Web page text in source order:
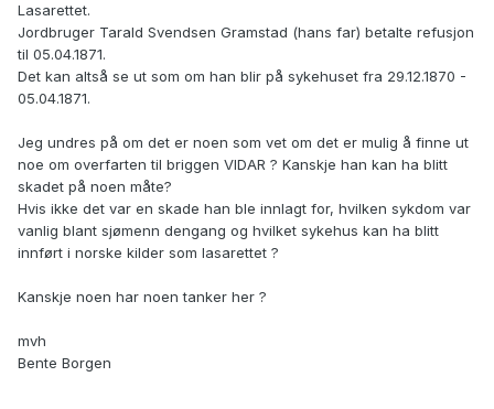
Lasarettet.
Jordbruger Tarald Svendsen Gramstad (hans far) betalte refusjon
til 05.04.1871.
Det kan altså se ut som om han blir på sykehuset fra 29.12.1870 -
05.04.1871.
Jeg undres på om det er noen som vet om det er mulig å finne ut
noe om overfarten til briggen VIDAR ? Kanskje han kan ha blitt
skadet på noen måte?
Hvis ikke det var en skade han ble innlagt for, hvilken sykdom var
vanlig blant sjømenn dengang og hvilket sykehus kan ha blitt
innført i norske kilder som lasarettet ?
Kanskje noen har noen tanker her ?
mvh
Bente Borgen